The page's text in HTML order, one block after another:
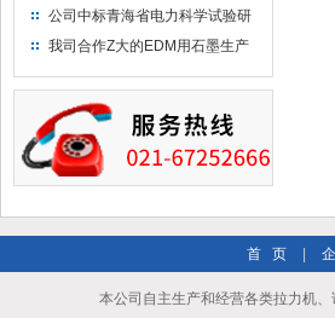
布供应商-南六企业！
公司中标青海省电力科学试验研
究院！
我司合作Z大的EDM用石墨生产
首 页
本公司自主生产和经营各类拉力机